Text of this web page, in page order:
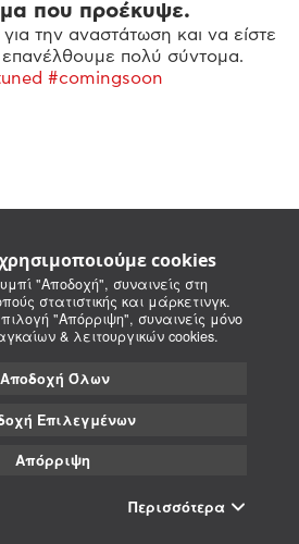
cookies
"Αποδοχή", συναινείς στη
στατιστικής και μάρκετινγκ.
"Απόρριψη", συναινείς μόνο
& λειτουργικών cookies.
Αποδοχή Όλων
Επιλεγμένων
Απόρριψη
Περισσότερα
που προέκυψε.
την αναστάτωση και να είστε
επανέλθουμε πολύ σύντομα.
#comingsoon